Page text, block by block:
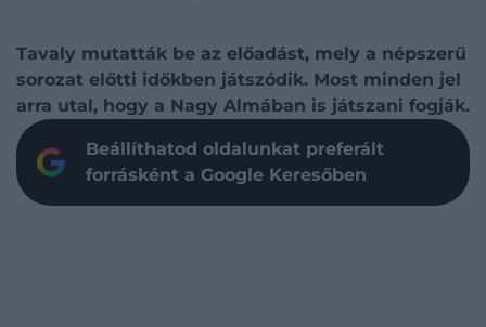
Tavaly mutatták be az előadást, mely a népszerű
sorozat előtti időkben játszódik. Most minden jel
arra utal, hogy a Nagy Almában is játszani fogják.
Beállíthatod oldalunkat preferált
forrásként a Google Keresőben